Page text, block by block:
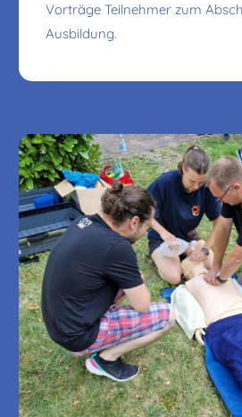
Vorträge Teilnehmer zum
Ausbildung.